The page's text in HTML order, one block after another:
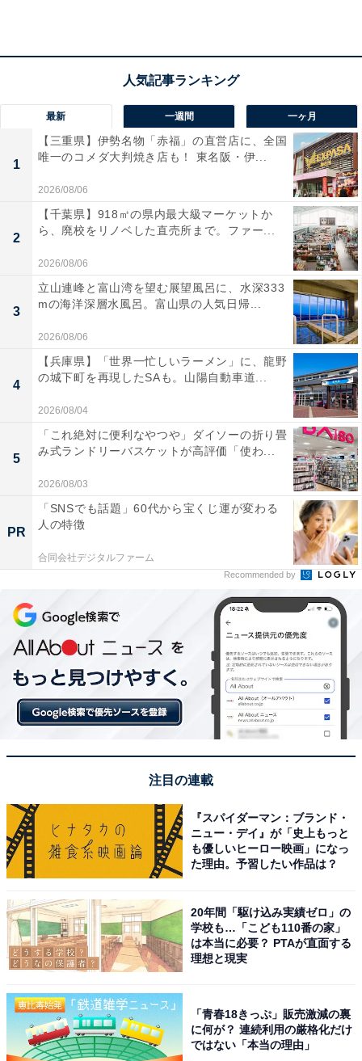
楽天トラベルの「アーリーサマーフェア」とは？
楽天トラベルでは、6月1日9時59分まで「アーリーサマ
ーフェア」を開催中。人気の宿やホテルを対象に、宿泊
予約で使えるお得な割引クーポンを配布しています。
クーポンは国内宿泊のほか、遊び・体験や楽パックな
ど、さまざまな旅行商品で利用可能。エントリーをして
対象サービスを利用することで最大5000ポイントが当た
るキャンペーンも開催しています。賢く旅の計画を立て
て、お得に旅行を楽しみましょう。
楽天トラベルでキャンペーンにエントリーする
※掲載されている情報は記事公開時のものです。あらか
じめご了承ください。また、記事中の宿泊プランを予約
この記事の執筆者：
All About ニュース お買
いもの部
Amazonのセール商品から売れ筋ランキングまで、毎日のお買いも
る独自レビューなど、ここでしか手に入らない情報も満載です。
...続きを読む
【楽天トラベル売れ筋1位】三重県「赤目温泉
山の湯 湯元赤目 山水園」が選ばれる理由
最新 一週間 一ヶ月
1
【三重県】伊勢名物「赤福」の直営店に、全国
唯一のコメダ大判焼き店も！ 東名阪・伊...
2026/08/06
2
【千葉県】918㎡の県内最大級マーケットか
ら、廃校をリノベした直売所まで。ファー...
2026/08/06
3
立山連峰と富山湾を望む展望風呂に、水深333
mの海洋深層水風呂。富山県の人気日帰...
2026/08/06
4
【兵庫県】「世界一忙しいラーメン」に、龍野
の城下町を再現したSAも。山陽自動車道...
2026/08/04
5
「これ絶対に便利なやつや」ダイソーの折り畳
み式ランドリーバスケットが高評価「使わ...
2026/08/03
PR
「SNSでも話題」60代から宝くじ運が変わる
人の特徴
合同会社デジタルファーム
Recommended by
注目の連載
『スパイダーマン：ブランド・
ニュー・デイ』が「史上もっと
も優しいヒーロー映画」になっ
た理由。予習したい作品は？
20年間「駆け込み実績ゼロ」の
学校も…「こども110番の家」
は本当に必要？ PTAが直面する
理想と現実
「青春18きっぷ」販売激減の裏
に何が？ 連続利用の厳格化だけ
ではない「本当の理由」